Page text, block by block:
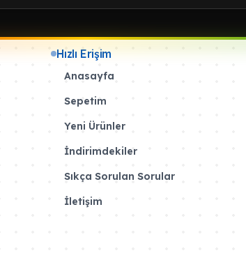
Hızlı Erişim
Anasayfa
Sepetim
Yeni Ürünler
İndirimdekiler
Sıkça Sorulan Sorular
İletişim